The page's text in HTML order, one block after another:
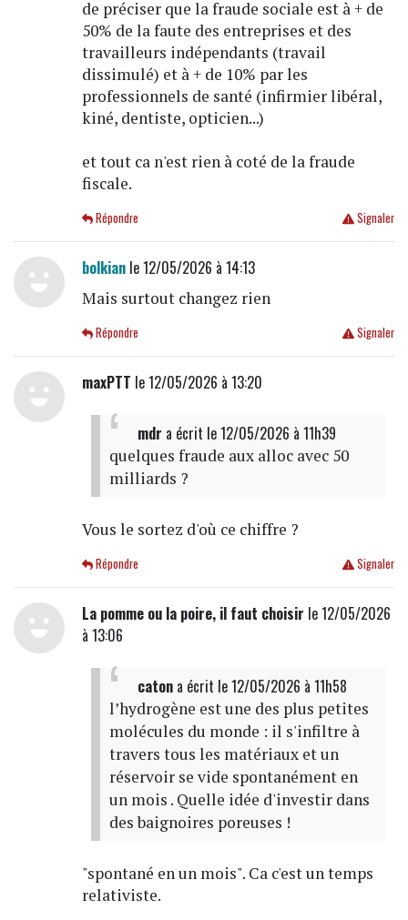
de préciser que la fraude sociale est à + de
50% de la faute des entreprises et des
travailleurs indépendants (travail
dissimulé) et à + de 10% par les
professionnels de santé (infirmier libéral,
kiné, dentiste, opticien...)
et tout ca n'est rien à coté de la fraude
fiscale.
Signaler
Répondre
bolkianle 12/05/2026 à 14:13
Mais surtout changez rien
Signaler
Répondre
maxPTT le 12/05/2026 à 13:20
mdr a écrit le 12/05/2026 à 11h39
quelques fraude aux alloc avec 50
milliards ?
Vous le sortez d'où ce chiffre ?
Signaler
Répondre
La pomme ou la poire, il faut choisir le 12/05/2026
à 13:06
catona écrit le 12/05/2026 à 11h58
l’hydrogène est une des plus petites
molécules du monde : il s'infiltre à
travers tous les matériaux et un
réservoir se vide spontanément en
un mois . Quelle idée d'investir dans
des baignoires poreuses !
"spontané en un mois". Ca c'est un temps
relativiste.